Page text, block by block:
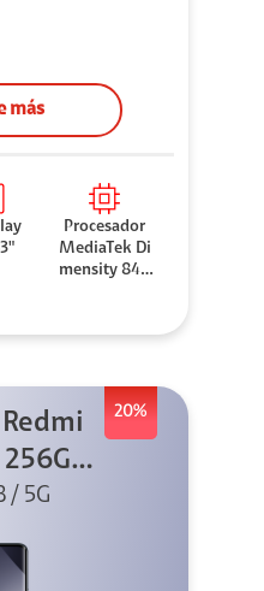
más
Procesador
MediaTek Di
mensity 840
20%
/ 5G